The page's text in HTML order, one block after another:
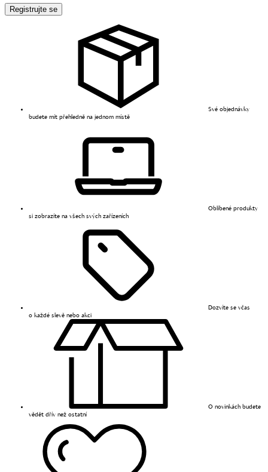
Registrujte se
Své objednávky
budete mít přehledně na jednom místě
Oblíbené produkty
si zobrazíte na všech svých zařízeních
Dozvíte se včas
o každé slevě nebo akci
O novinkách budete
vědět dřív než ostatní